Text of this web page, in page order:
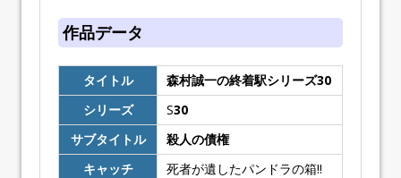
作品データ
タイトル
森村誠一の終着駅シリーズ30
シリーズ
S30
サブタイトル
殺人の債権
キャッチ
死者が遺したパンドラの箱!!